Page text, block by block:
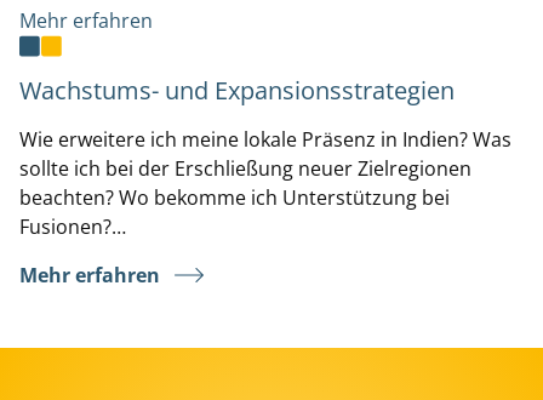
Mehr erfahren
Wachstums- und Expansionsstrategien
Wie erweitere ich meine lokale Präsenz in Indien? Was
sollte ich bei der Erschließung neuer Zielregionen
beachten? Wo bekomme ich Unterstützung bei
Fusionen?…
Mehr erfahren